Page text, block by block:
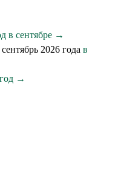
в сентябре →
2026 года в
→